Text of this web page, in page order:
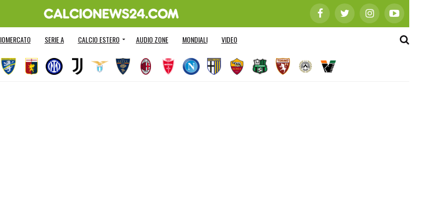
SERIE A CALCIO ESTERO AUDIO ZONE MONDIALI VIDEO